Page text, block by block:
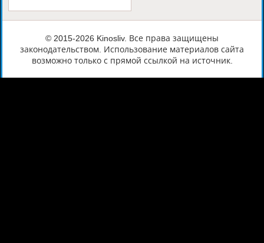
© 2015-2026 Kinosliv. Все права защищены
законодательством. Использование материалов сайта
возможно только с прямой ссылкой на источник.